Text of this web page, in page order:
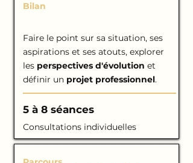
Bilan
Faire le point sur sa situation, ses
aspirations et ses atouts, explorer
les perspectives d'évolution et
définir un projet professionnel.
5 à 8 séances
Consultations individuelles